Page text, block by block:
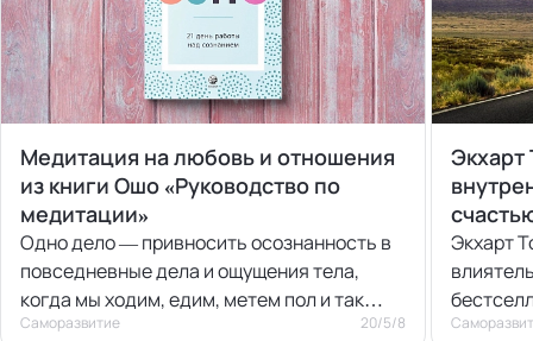
Медитация на любовь и отношения
из книги Ошо «Руководство по
медитации»
Одно дело — привносить осознанность в
повседневные дела и ощущения тела,
когда мы ходим, едим, метем пол и так
далее.
Саморазвитие 20/5/8
Экхарт
Экхарт
«Новая